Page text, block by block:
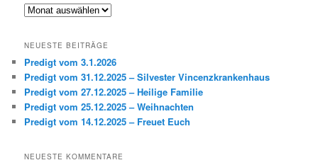
Archiv
NEUESTE BEITRÄGE
Predigt vom 3.1.2026
Predigt vom 31.12.2025 – Silvester Vincenzkrankenhaus
Predigt vom 27.12.2025 – Heilige Familie
Predigt vom 25.12.2025 – Weihnachten
Predigt vom 14.12.2025 – Freuet Euch
NEUESTE KOMMENTARE